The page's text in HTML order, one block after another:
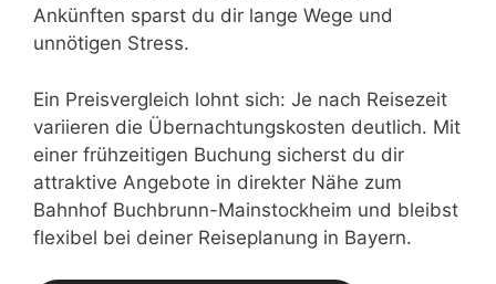
Ankünften sparst du dir lange Wege und
unnötigen Stress.
Ein Preisvergleich lohnt sich: Je nach Reisezeit
variieren die Übernachtungskosten deutlich. Mit
einer frühzeitigen Buchung sicherst du dir
attraktive Angebote in direkter Nähe zum
Bahnhof Buchbrunn-Mainstockheim und bleibst
flexibel bei deiner Reiseplanung in Bayern.